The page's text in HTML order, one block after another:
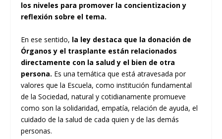
los niveles para promover la concientizacion y
reflexión sobre el tema.
En ese sentido, la ley destaca que la donación de
Órganos y el trasplante están relacionados
directamente con la salud y el bien de otra
persona. Es una temática que está atravesada por
valores que la Escuela, como institución fundamental
de la Sociedad, natural y cotidianamente promueve
como son la solidaridad, empatía, relación de ayuda, el
cuidado de la salud de cada quien y de las demás
personas.